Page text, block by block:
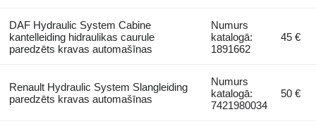
DAF Hydraulic System Cabine
kantelleiding hidraulikas caurule
paredzēts kravas automašīnas
Numurs
katalogā:
1891662
45 €
Renault Hydraulic System Slangleiding
paredzēts kravas automašīnas
Numurs
katalogā:
7421980034
50 €